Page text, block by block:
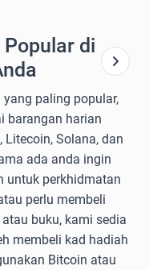
di
paling popular,
barangan harian
Litecoin, Solana, dan
ada anda ingin
untuk perkhidmatan
perlu membeli
buku, kami sedia
membeli kad hadiah
Bitcoin atau